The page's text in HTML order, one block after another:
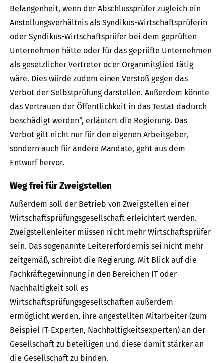
Befangenheit, wenn der Abschlussprüfer zugleich ein
Anstellungsverhältnis als Syndikus-Wirtschaftsprüferin
oder Syndikus-Wirtschaftsprüfer bei dem geprüften
Unternehmen hätte oder für das geprüfte Unternehmen
als gesetzlicher Vertreter oder Organmitglied tätig
wäre. Dies würde zudem einen Verstoß gegen das
Verbot der Selbstprüfung darstellen. Außerdem könnte
das Vertrauen der Öffentlichkeit in das Testat dadurch
beschädigt werden“, erläutert die Regierung. Das
Verbot gilt nicht nur für den eigenen Arbeitgeber,
sondern auch für andere Mandate, geht aus dem
Entwurf hervor.
Weg frei für Zweigstellen
Außerdem soll der Betrieb von Zweigstellen einer
Wirtschaftsprüfungsgesellschaft erleichtert werden.
Zweigstellenleiter müssen nicht mehr Wirtschaftsprüfer
sein. Das sogenannte Leitererfordernis sei nicht mehr
zeitgemäß, schreibt die Regierung. Mit Blick auf die
Fachkräftegewinnung in den Bereichen IT oder
Nachhaltigkeit soll es
Wirtschaftsprüfungsgesellschaften außerdem
ermöglicht werden, ihre angestellten Mitarbeiter (zum
Beispiel IT-Experten, Nachhaltigkeitsexperten) an der
Gesellschaft zu beteiligen und diese damit stärker an
die Gesellschaft zu binden.